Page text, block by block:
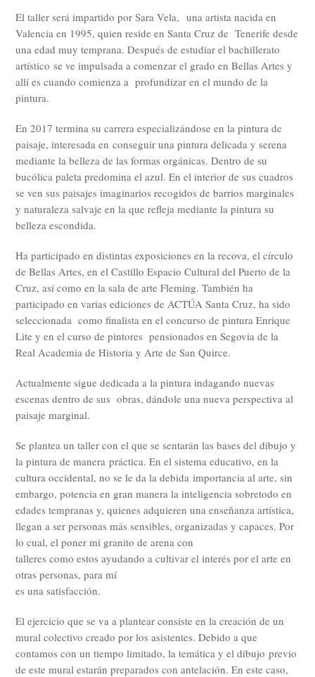
El taller será impartido por Sara Vela, una artista nacida en
Valencia en 1995, quien reside en Santa Cruz de Tenerife desde
una edad muy temprana. Después de estudiar el bachillerato
artístico se ve impulsada a comenzar el grado en Bellas Artes y
allí es cuando comienza a profundizar en el mundo de la
pintura.
En 2017 termina su carrera especializándose en la pintura de
paisaje, interesada en conseguir una pintura delicada y serena
mediante la belleza de las formas orgánicas. Dentro de su
bucólica paleta predomina el azul. En el interior de sus cuadros
se ven sus paisajes imaginarios recogidos de barrios marginales
y naturaleza salvaje en la que refleja mediante la pintura su
belleza escondida.
Ha participado en distintas exposiciones en la recova, el círculo
de Bellas Artes, en el Castillo Espacio Cultural del Puerto de la
Cruz, así como en la sala de arte Fleming. También ha
participado en varias ediciones de ACTÚA Santa Cruz, ha sido
seleccionada como finalista en el concurso de pintura Enrique
Lite y en el curso de pintores pensionados en Segovia de la
Real Academia de Historia y Arte de San Quirce.
Actualmente sigue dedicada a la pintura indagando nuevas
escenas dentro de sus obras, dándole una nueva perspectiva al
paisaje marginal.
Se plantea un taller con el que se sentarán las bases del dibujo y
la pintura de manera práctica. En el sistema educativo, en la
cultura occidental, no se le da la debida importancia al arte, sin
embargo, potencia en gran manera la inteligencia sobretodo en
edades tempranas y, quienes adquieren una enseñanza artística,
llegan a ser personas más sensibles, organizadas y capaces. Por
lo cual, el poner mi granito de arena con
talleres como estos ayudando a cultivar el interés por el arte en
otras personas, para mí
es una satisfacción.
El ejercicio que se va a plantear consiste en la creación de un
mural colectivo creado por los asistentes. Debido a que
contamos con un tiempo limitado, la temática y el dibujo previo
de este mural estarán preparados con antelación. En este caso,